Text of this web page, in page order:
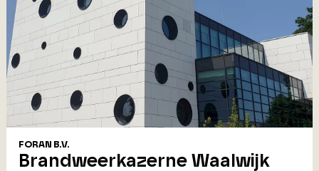
FORAN B.V.
Brandweerkazerne Waalwijk